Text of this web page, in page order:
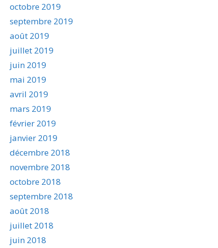
octobre 2019
septembre 2019
août 2019
juillet 2019
juin 2019
mai 2019
avril 2019
mars 2019
février 2019
janvier 2019
décembre 2018
novembre 2018
octobre 2018
septembre 2018
août 2018
juillet 2018
juin 2018